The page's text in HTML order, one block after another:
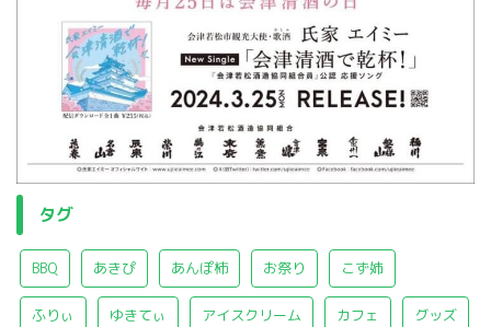
タグ
BBQ あきぴ あんぽ柿 お祭り こず姉
ふりぃ ゆきてぃ アイスクリーム カフェ グッズ